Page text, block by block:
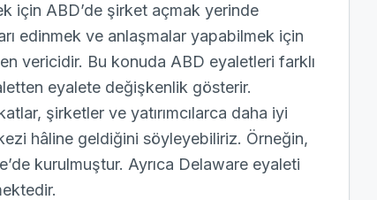
için ABD’de şirket açmak yerinde
edinmek ve anlaşmalar yapabilmek için
vericidir. Bu konuda ABD eyaletleri farklı
eyalete değişkenlik gösterir.
şirketler ve yatırımcılarca daha iyi
hâline geldiğini söyleyebiliriz. Örneğin,
kurulmuştur. Ayrıca Delaware eyaleti